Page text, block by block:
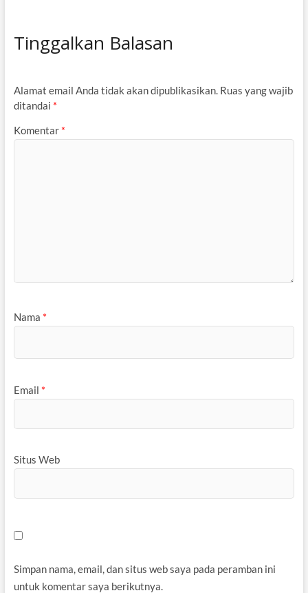
Tinggalkan Balasan
Alamat email Anda tidak akan dipublikasikan. Ruas yang wajib
ditandai *
Komentar *
Nama *
Email *
Situs Web
Simpan nama, email, dan situs web saya pada peramban ini
untuk komentar saya berikutnya.